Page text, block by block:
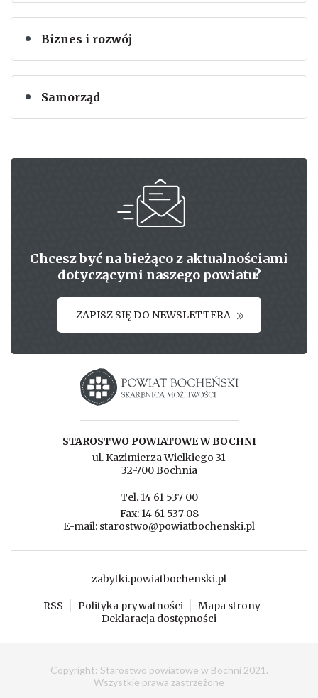
Biznes i rozwój
Samorząd
Chcesz być na bieżąco z aktualnościami
dotyczącymi naszego powiatu?
ZAPISZ SIĘ DO NEWSLETTERA
Starostwo powiatowe w Bochni
STAROSTWO POWIATOWE W BOCHNI
ul. Kazimierza Wielkiego 31
32-700 Bochnia
Tel. 14 61 537 00
Fax: 14 61 537 08
E-mail: starostwo@powiatbochenski.pl
zabytki.powiatbochenski.pl
RSS Polityka prywatności
Mapa strony
Deklaracja dostępności
Copyright: Starostwo powiatowe w Bochni 2021.
Wszystkie prawa zastrzeżone